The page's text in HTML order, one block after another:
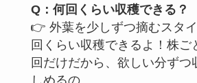
Q：何回くらい収穫できる？
👉 外葉を少しずつ摘むスタ
回くらい収穫できるよ！株ご
回だけだから、欲しい分ずつ